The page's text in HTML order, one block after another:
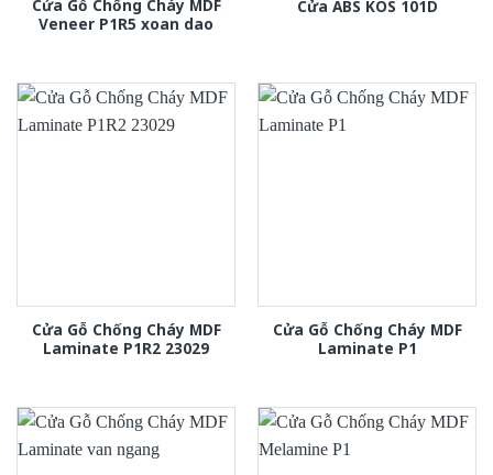
Cửa Gỗ Chống Cháy MDF
Veneer P1R5 xoan dao
Cửa ABS KOS 101D
Cửa Gỗ Chống Cháy MDF
Laminate P1R2 23029
Cửa Gỗ Chống Cháy MDF
Laminate P1